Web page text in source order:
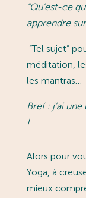
“Qu’est-ce
apprendre
“Tel sujet”
méditation,
les mantras…
Bref : j’ai une
!
Alors pour
Yoga, à
mieux